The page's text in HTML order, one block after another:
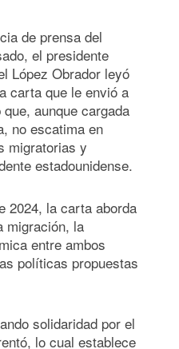
de prensa del
el presidente
López Obrador leyó
carta que le envió a
que, aunque cargada
no escatima en
migratorias y
estadounidense.
2024, la carta aborda
migración, la
entre ambos
políticas propuestas
solidaridad por el
lo cual establece